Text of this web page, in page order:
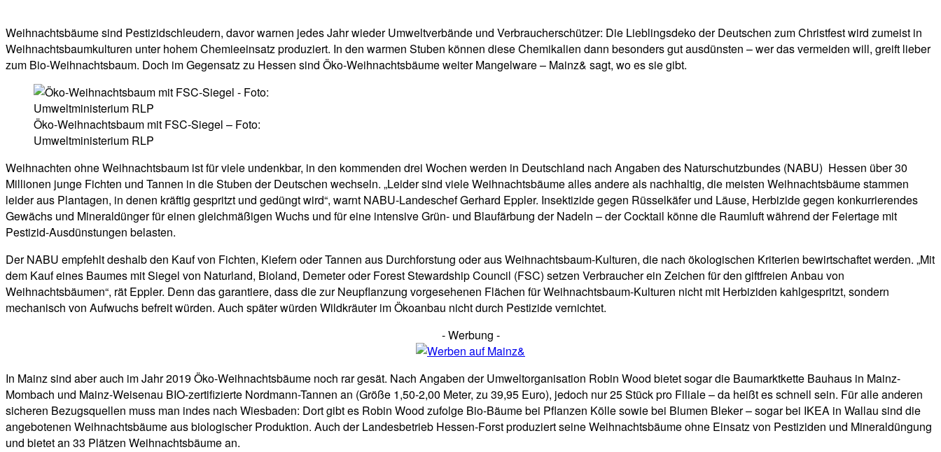
Weihnachtsbäume sind Pestizidschleudern, davor warnen jedes Jahr wieder Umweltverbände und Verbraucherschützer: Die Lieblingsdeko der Deutschen zum Christfest wird zumeist in
Weihnachtsbaumkulturen unter hohem Chemieeinsatz produziert. In den warmen Stuben können diese Chemikalien dann besonders gut ausdünsten – wer das vermeiden will, greift lieber
zum Bio-Weihnachtsbaum. Doch im Gegensatz zu Hessen sind Öko-Weihnachtsbäume weiter Mangelware – Mainz& sagt, wo es sie gibt.
Öko-Weihnachtsbaum mit FSC-Siegel – Foto:
Umweltministerium RLP
Weihnachten ohne Weihnachtsbaum ist für viele undenkbar, in den kommenden drei Wochen werden in Deutschland nach Angaben des Naturschutzbundes (NABU) Hessen über 30
Millionen junge Fichten und Tannen in die Stuben der Deutschen wechseln. „Leider sind viele Weihnachtsbäume alles andere als nachhaltig, die meisten Weihnachtsbäume stammen
leider aus Plantagen, in denen kräftig gespritzt und gedüngt wird“, warnt NABU-Landeschef Gerhard Eppler. Insektizide gegen Rüsselkäfer und Läuse, Herbizide gegen konkurrierendes
Gewächs und Mineraldünger für einen gleichmäßigen Wuchs und für eine intensive Grün- und Blaufärbung der Nadeln – der Cocktail könne die Raumluft während der Feiertage mit
Pestizid-Ausdünstungen belasten.
Der NABU empfehlt deshalb den Kauf von Fichten, Kiefern oder Tannen aus Durchforstung oder aus Weihnachtsbaum-Kulturen, die nach ökologischen Kriterien bewirtschaftet werden. „Mit
dem Kauf eines Baumes mit Siegel von Naturland, Bioland, Demeter oder Forest Stewardship Council (FSC) setzen Verbraucher ein Zeichen für den giftfreien Anbau von
Weihnachtsbäumen“, rät Eppler. Denn das garantiere, dass die zur Neupflanzung vorgesehenen Flächen für Weihnachtsbaum-Kulturen nicht mit Herbiziden kahlgespritzt, sondern
mechanisch von Aufwuchs befreit würden. Auch später würden Wildkräuter im Ökoanbau nicht durch Pestizide vernichtet.
- Werbung -
In Mainz sind aber auch im Jahr 2019 Öko-Weihnachtsbäume noch rar gesät. Nach Angaben der Umweltorganisation Robin Wood bietet sogar die Baumarktkette Bauhaus in Mainz-
Mombach und Mainz-Weisenau BIO-zertifizierte Nordmann-Tannen an (Größe 1,50-2,00 Meter, zu 39,95 Euro), jedoch nur 25 Stück pro Filiale – da heißt es schnell sein. Für alle anderen
sicheren Bezugsquellen muss man indes nach Wiesbaden: Dort gibt es Robin Wood zufolge Bio-Bäume bei Pflanzen Kölle sowie bei Blumen Bleker – sogar bei IKEA in Wallau sind die
angebotenen Weihnachtsbäume aus biologischer Produktion. Auch der Landesbetrieb Hessen-Forst produziert seine Weihnachtsbäume ohne Einsatz von Pestiziden und Mineraldüngung
und bietet an 33 Plätzen Weihnachtsbäume an.